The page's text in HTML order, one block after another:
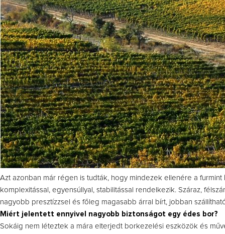
Azt azonban már régen is tudták, hogy mindezek ellenére a
komplexitással, egyensúllyal, stabilitással rendelkezik. Száraz,
nagyobb presztízzsel és főleg magasabb árral bírt, jobban
Miért jelentett ennyivel nagyobb biztonságot egy édes bor?
Sokáig nem léteztek a mára elterjedt borkezelési eszközök és